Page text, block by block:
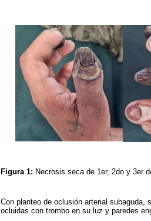
Figura 1: Necrosis seca de 1er, 2do y 3er
Con planteo de oclusión arterial subaguda,
ocluidas con trombo en su luz y paredes